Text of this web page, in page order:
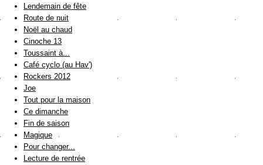
Lendemain de fête
Route de nuit
Noël au chaud
Cinoche 13
Toussaint à...
Café cyclo (au Hav')
Rockers 2012
Joe
Tout pour la maison
Ce dimanche
Fin de saison
Magique
Pour changer...
Lecture de rentrée